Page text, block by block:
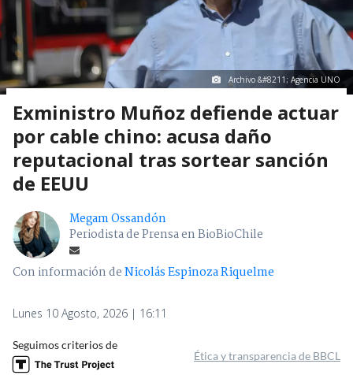
Archivo &#8211; Agencia UNO
Exministro Muñoz defiende actuar
por cable chino: acusa daño
reputacional tras sortear sanción
de EEUU
Megam Ossandón
Periodista de Prensa en BioBioChile
Con información deNicolás Espinoza Riquelme
Lunes 10 Agosto, 2026 | 16:11
Seguimos criterios de
Ética y transparencia de BBCL